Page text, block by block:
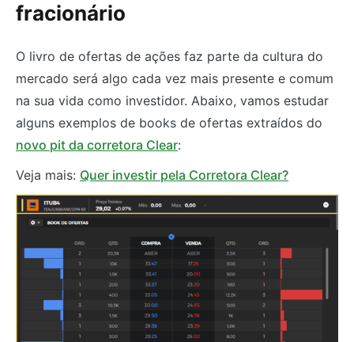
fracionário
O livro de ofertas de ações faz parte da cultura do
mercado será algo cada vez mais presente e comum
na sua vida como investidor. Abaixo, vamos estudar
alguns exemplos de books de ofertas extraídos do
novo pit da corretora Clear:
Veja mais: Quer investir pela Corretora Clear?